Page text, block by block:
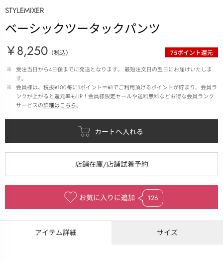
STYLEMIXER
ベーシックツータックパンツ
￥8,250 （税込） 75ポイント還元
※ 受注当日から4日後までに発送となります。 最短注文日の翌日にお届けいたしま
す。
※ 会員様は、税抜¥100毎に1ポイント＝¥1でご利用頂けるポイントが貯まり、会員ラ
ンクが上がると還元率もUP！会員様限定セールや送料無料などお得な会員ランク
サービスの詳細はこちら。
お気に入りに追加 126
アイテム詳細 サイズ